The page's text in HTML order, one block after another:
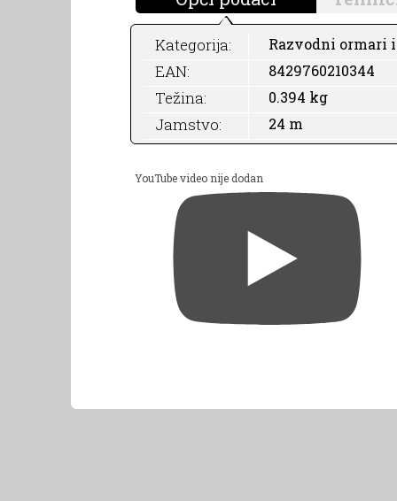
Kategorija: Razvodni ormari
EAN: 8429760210344
Težina: 0.394 kg
Jamstvo: 24 m
YouTube video nije dodan